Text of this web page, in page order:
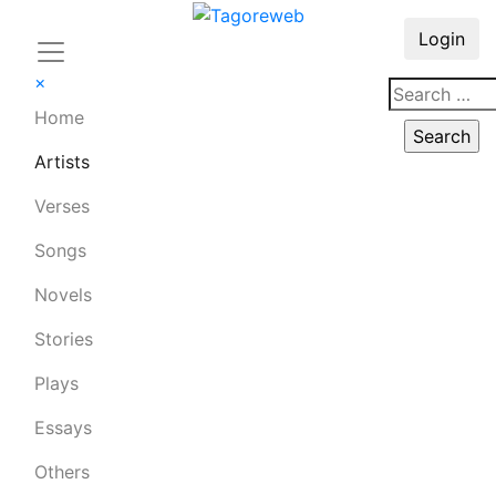
×
Home
Artists
Verses
Songs
Novels
Stories
Plays
Essays
Others
Login